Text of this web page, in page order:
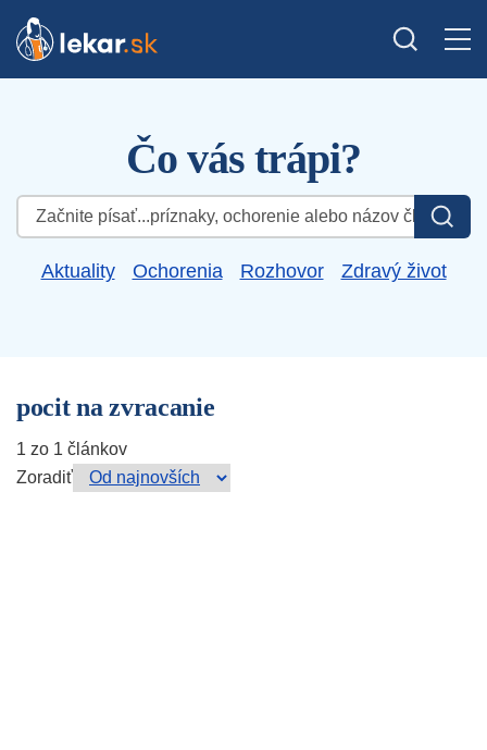
Čo vás trápi?
Hľadať:
Aktuality Ochorenia Rozhovor Zdravý život
pocit na zvracanie
1 zo 1 článkov
Zoradiť